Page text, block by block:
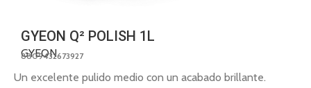
GYEON Q² POLISH 1L
GYEON
8809432673927
Un excelente pulido medio con un acabado brillante.